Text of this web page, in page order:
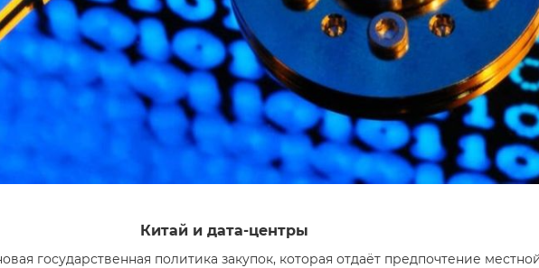
Китай и дата-центры
государственная политика закупок, которая отдаёт предпочтение